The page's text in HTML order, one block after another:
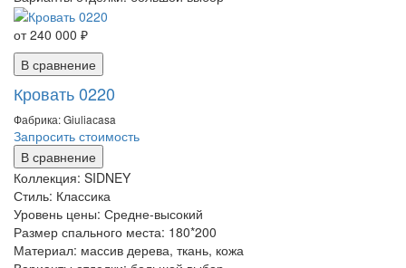
от 240 000 ₽
В сравнение
Кровать 0220
Фабрика: Giuliaсasa
Запросить стоимость
В сравнение
Коллекция: SIDNEY
Стиль: Классика
Уровень цены: Средне-высокий
Размер спального места: 180*200
Материал: массив дерева, ткань, кожа